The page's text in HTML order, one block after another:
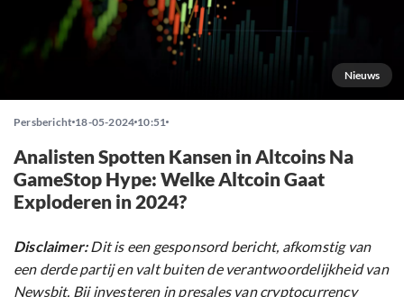
Nieuws
Persbericht 18-05-2024 10:51
Analisten Spotten Kansen in Altcoins Na
GameStop Hype: Welke Altcoin Gaat
Exploderen in 2024?
Disclaimer:Dit is een gesponsord bericht, afkomstig van
een derde partij en valt buiten de verantwoordelijkheid van
Newsbit. Bij investeren in presales van cryptocurrency